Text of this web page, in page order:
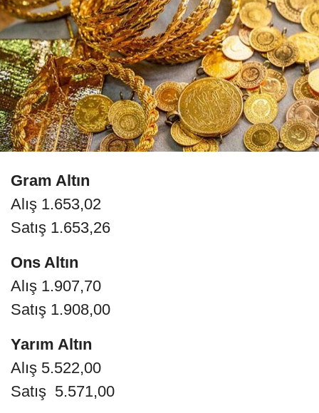
Gram Altın
Alış 1.653,02
Satış 1.653,26
Ons Altın
Alış 1.907,70
Satış 1.908,00
Yarım Altın
Alış 5.522,00
Satış 5.571,00